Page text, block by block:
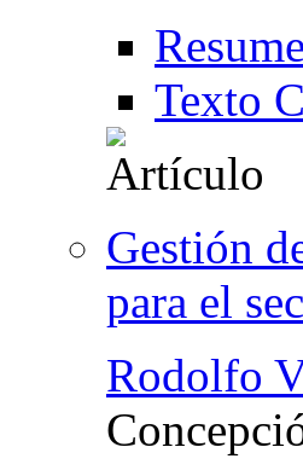
Texto
Gestión
para el
Rodolfo